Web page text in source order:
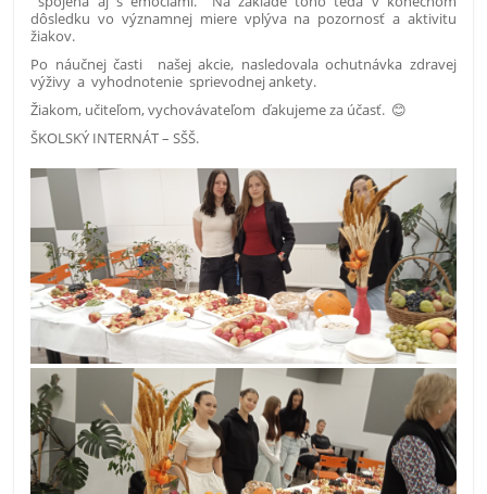
dôsledku vo významnej miere vplýva na pozornosť a aktivitu
žiakov.
Po náučnej časti našej akcie, nasledovala ochutnávka zdravej
výživy a vyhodnotenie sprievodnej ankety.
Žiakom, učiteľom, vychovávateľom ďakujeme za účasť. 😊
ŠKOLSKÝ INTERNÁT – SŠŠ.